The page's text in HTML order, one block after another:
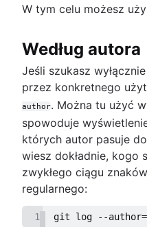
W tym celu możesz
Według autora
Jeśli szukasz
przez konkretnego
author. Można tu użyć
spowoduje
których autor pasuje
wiesz dokładnie, kogo
zwykłego ciągu
regularnego:
1 git log --